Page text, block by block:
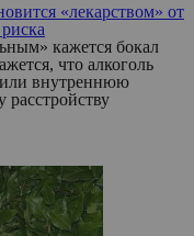
«лекарством» от
кажется бокал
что алкоголь
или внутреннюю
расстройству